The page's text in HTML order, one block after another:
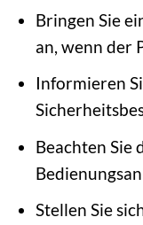
Bringen Sie
an, wenn der
Informieren
Beachten Sie
Stellen Sie